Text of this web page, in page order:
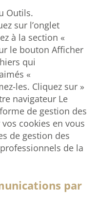
Outils.
sur l’onglet
à la section «
le bouton Afficher
qui
«
les. Cliquez sur »
navigateur Le
de gestion des
cookies en vous
de gestion des
de la
par